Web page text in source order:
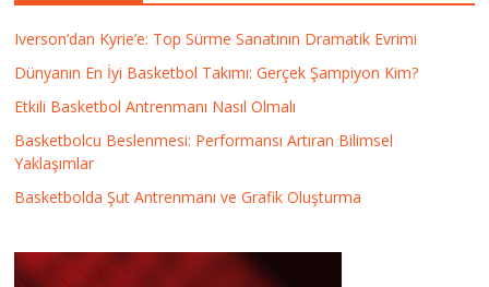
Iverson’dan Kyrie’e: Top Sürme Sanatının Dramatik Evrimi
Dünyanın En İyi Basketbol Takımı: Gerçek Şampiyon Kim?
Etkili Basketbol Antrenmanı Nasıl Olmalı
Basketbolcu Beslenmesi: Performansı Artıran Bilimsel
Yaklaşımlar
Basketbolda Şut Antrenmanı ve Grafik Oluşturma